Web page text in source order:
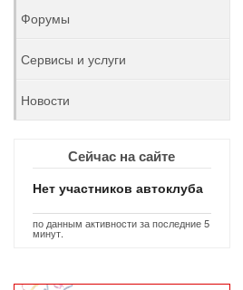
Форумы
Сервисы и услуги
Новости
Сейчас на сайте
Нет участников автоклуба
по данным активности за последние 5
минут.